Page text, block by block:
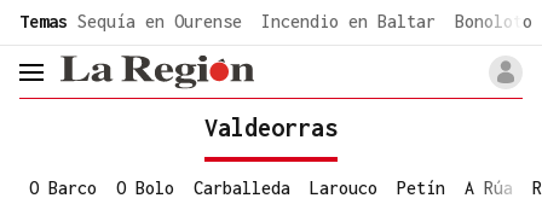
common.go-to-content
Temas Sequía en Ourense Incendio en Baltar Bonoloto
header.menu.open
Valdeorras
O Barco O Bolo Carballeda Larouco Petín A Rúa